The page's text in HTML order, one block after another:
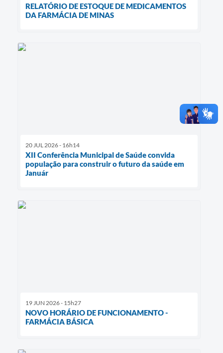
RELATÓRIO DE ESTOQUE DE MEDICAMENTOS
DA FARMÁCIA DE MINAS
20 JUL 2026 - 16h14
XII Conferência Municipal de Saúde convida
população para construir o futuro da saúde em
Január
19 JUN 2026 - 15h27
NOVO HORÁRIO DE FUNCIONAMENTO -
FARMÁCIA BÁSICA